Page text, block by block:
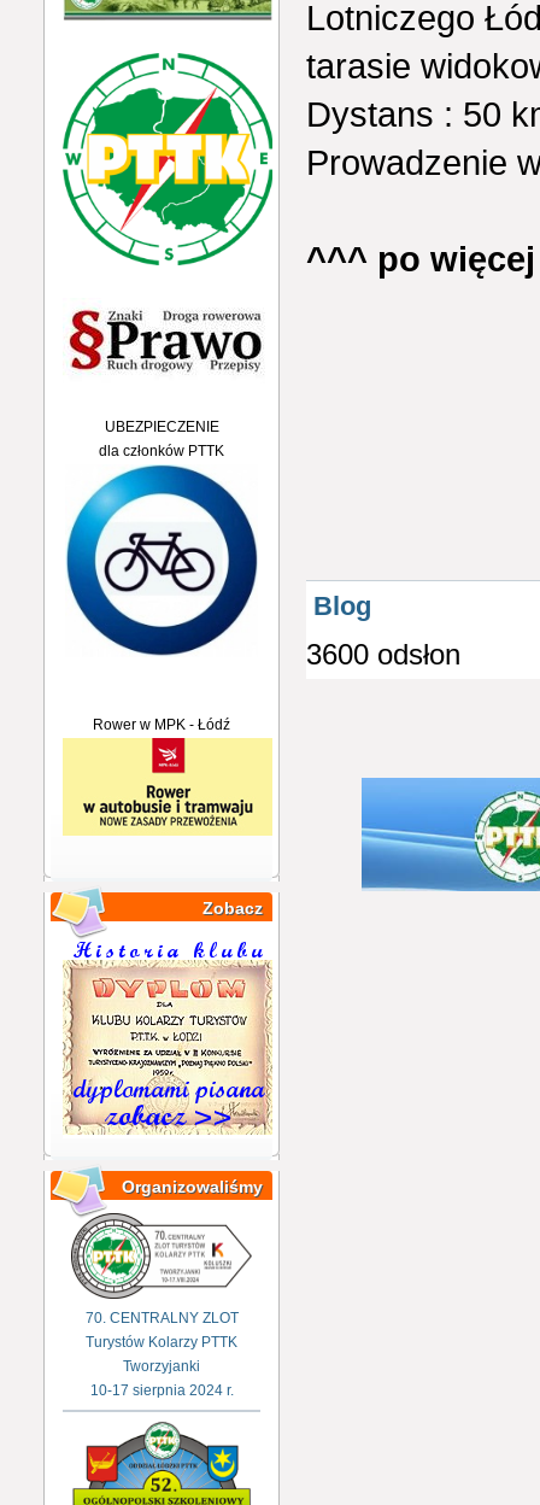
UBEZPIECZENIE
dla członków PTTK
Rower w MPK - Łódź
Zobacz
Organizowaliśmy
70. CENTRALNY ZLOT
Turystów Kolarzy PTTK
Tworzyjanki
10-17 sierpnia 2024 r.
Lotniczego
tarasie
Dystans : 50
Prowadzenie
^^^ po
Blog
3600 odsłon